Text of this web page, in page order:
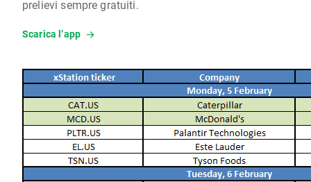
prelievi sempre gratuiti.
Scarica l’app